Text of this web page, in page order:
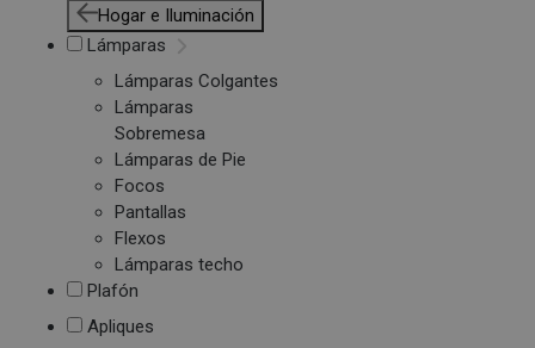
Hogar e Iluminación
Lámparas
Lámparas Colgantes
Lámparas
Sobremesa
Lámparas de Pie
Focos
Pantallas
Flexos
Lámparas techo
Plafón
Apliques